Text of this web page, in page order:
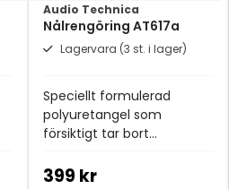
Audio Technica
Nålrengöring AT617a
Lagervara (3 st. i lager)
Speciellt formulerad
polyuretangel som
försiktigt tar bort
399 kr